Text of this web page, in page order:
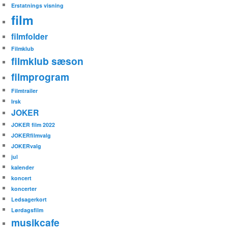
Erstatnings visning
film
filmfolder
Filmklub
filmklub sæson
filmprogram
Filmtrailer
Irsk
JOKER
JOKER film 2022
JOKERfilmvalg
JOKERvalg
jul
kalender
koncert
koncerter
Ledsagerkort
Lørdagsfilm
musikcafe